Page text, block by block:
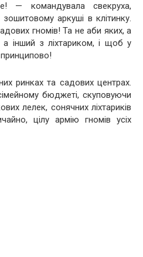
— командувала свекруха,
аркуші в клітинку.
гномів! Та не аби яких, а
інший з ліхтариком, і щоб у
ринках та садових центрах.
бюджеті, скуповуючи
лелек, сонячних ліхтариків
цілу армію гномів усіх